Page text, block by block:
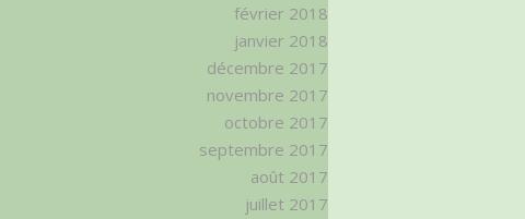
février 2018
janvier 2018
décembre 2017
novembre 2017
octobre 2017
septembre 2017
août 2017
juillet 2017